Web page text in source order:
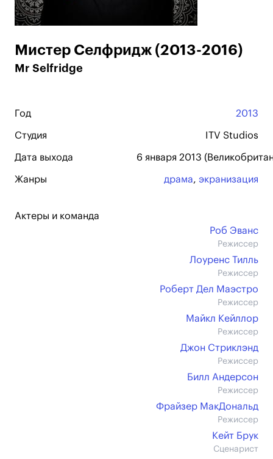
Мистер Селфридж (2013-2016)
Mr Selfridge
Год 2013
Студия ITV Studios
Дата выхода 6 января 2013
Жанры драма, экранизация
Актеры и команда
Роб Эванс
Режиссер
Лоуренс Тилль
Режиссер
Роберт Дел Маэстро
Режиссер
Майкл Кейллор
Режиссер
Джон Стриклэнд
Режиссер
Билл Андерсон
Режиссер
Фрайзер МакДональд
Режиссер
Кейт Брук
Сценарист